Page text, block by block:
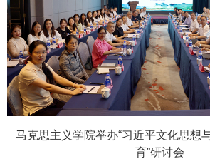
马克思主义学院举办“习近平文化思想
育”研讨会